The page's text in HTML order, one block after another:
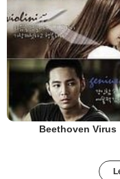
Beethoven Virus